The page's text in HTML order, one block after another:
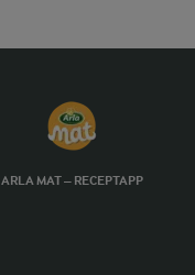
ARLA MAT – RECEPTAPP